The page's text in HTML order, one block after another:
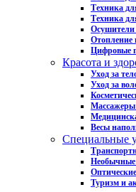
Техника
Техника
Осушители
Отопление
Цифровые
Красота и
Уход за
Уход за
Массажеры
Весы
Специальные
Необычные
Туризм и